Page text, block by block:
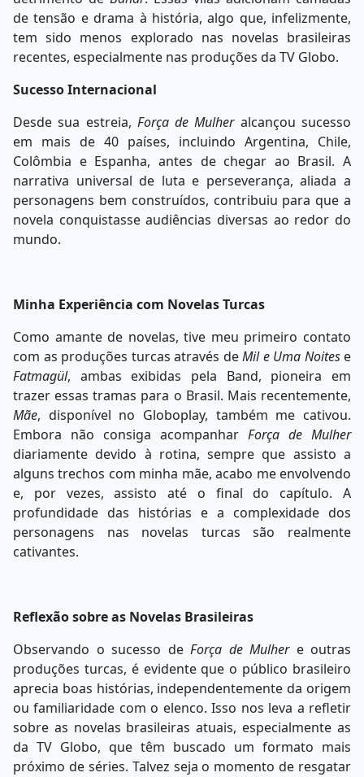
de tensão e drama à história, algo que, infelizmente,
tem sido menos explorado nas novelas brasileiras
recentes, especialmente nas produções da TV Globo.
Sucesso Internacional
Desde sua estreia, Força de Mulheralcançou sucesso
em mais de 40 países, incluindo Argentina, Chile,
Colômbia e Espanha, antes de chegar ao Brasil. A
narrativa universal de luta e perseverança, aliada a
personagens bem construídos, contribuiu para que a
novela conquistasse audiências diversas ao redor do
mundo.
Minha Experiência com Novelas Turcas
Como amante de novelas, tive meu primeiro contato
com as produções turcas através deMil e Uma Noitese
Fatmagül, ambas exibidas pela Band, pioneira em
trazer essas tramas para o Brasil. Mais recentemente,
Mãe, disponível no Globoplay, também me cativou.
Embora não consiga acompanhar Força de Mulher
diariamente devido à rotina, sempre que assisto a
alguns trechos com minha mãe, acabo me envolvendo
e, por vezes, assisto até o final do capítulo. A
profundidade das histórias e a complexidade dos
personagens nas novelas turcas são realmente
cativantes.
Reflexão sobre as Novelas Brasileiras
Observando o sucesso de Força de Mulhere outras
produções turcas, é evidente que o público brasileiro
aprecia boas histórias, independentemente da origem
ou familiaridade com o elenco. Isso nos leva a refletir
sobre as novelas brasileiras atuais, especialmente as
da TV Globo, que têm buscado um formato mais
próximo de séries. Talvez seja o momento de resgatar